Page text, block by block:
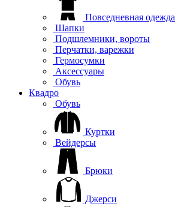
Повседневная одежда
Шапки
Подшлемники, вороты
Перчатки, варежки
Гермосумки
Аксессуары
Обувь
Квадро
Обувь
Куртки
Вейдерсы
Брюки
Джерси